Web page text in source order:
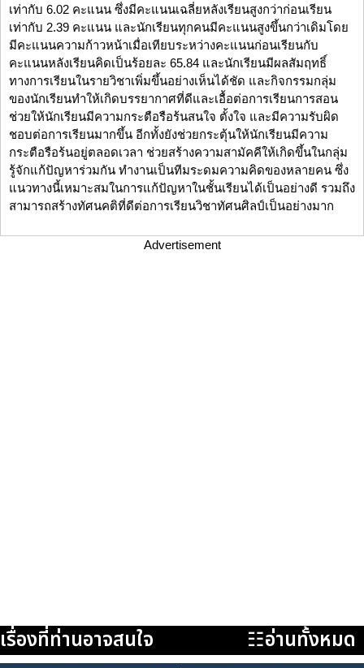
เท่ากับ 6.02 คะแนน ซึ่งมีคะแนนเฉลี่ยหลังเรียนสูงกว่าก่อนเรียน
เท่ากับ 2.39 คะแนน และนักเรียนทุกคนมีคะแนนสูงขึ้นกว่าเดิมโดย
มีคะแนนความก้าวหน้าเมื่อเทียบระหว่างคะแนนก่อนเรียนกับ
คะแนนหลังเรียนคิดเป็นร้อยละ 65.84 และนักเรียนมีผลสัมฤทธิ์
ทางการเรียนในรายวิชาเพิ่มขึ้นอย่างเห็นได้ชัด และกิจกรรมกลุ่ม
ของนักเรียนทำให้เกิดบรรยากาศที่ดีและเอื้อต่อการเรียนการสอน
ช่วยให้นักเรียนมีความกระตือรือร้นสนใจ ตั้งใจ และมีความรับผิด
ชอบต่อการเรียนมากขึ้น อีกทั้งยังช่วยกระตุ้นให้นักเรียนมีความ
กระตือรือร้นอยู่ตลอดเวลา ช่วยสร้างความสามัคคีให้เกิดขึ้นในกลุ่ม
รู้จักแก้ปัญหาร่วมกัน ทำงานเป็นทีมระดมความคิดของหลายคน ซึ่ง
แนวทางนี้เหมาะสมในการแก้ปัญหาในชั้นเรียนได้เป็นอย่างดี รวมถึง
สามารถสร้างทัศนคติที่ดีต่อการเรียนวิชาทัศนศิลป์เป็นอย่างมาก
Advertisement
เรื่องที่ท่านอาจสนใจ ☷อ่านทั้งหมด